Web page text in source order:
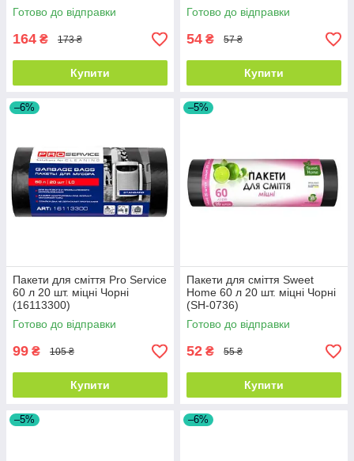
Готово до відправки
164 ₴ 173 ₴
Купити
Готово до відправки
54 ₴ 57 ₴
Купити
–6%
Пакети для сміття Pro Service
60 л 20 шт. міцні Чорні
(16113300)
Готово до відправки
99 ₴ 105 ₴
Купити
–5%
Пакети для сміття Sweet
Home 60 л 20 шт. міцні Чорні
(SH-0736)
Готово до відправки
52 ₴ 55 ₴
Купити
–5% –6%